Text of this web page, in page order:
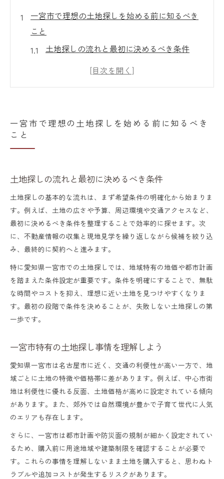
一宮市で理想の土地探しを始める前に知るべき
こと
土地探しの流れと最初に決めるべき条件
一宮市特有の土地探し事情を理解しよう
希望に合う土地探しのための計画立案法
は
災害リスクを考慮した土地探しの注意点
土地探しで確認したい周辺治安と生活環境
土地探し時に役立つ現地調査のポイント
土地探しで重要な法的問題の見極め方
子育て環境を重視した一宮市の土地探しガイド
土地探しで子育て環境を重視する理由
一宮市で子育て世帯に適した土地探し術
公園や学校近くの土地探しポイント
土地探しで周辺住民の雰囲気を確認する方
土地探しで避けるべき落とし穴と安全対策
絶対に避けたい土地探しの失敗例
土地探しで注意すべき法的トラブルとは
ハザードマップを活用した土地探しの実践
法
土地探しで見抜くべき地盤や水害リスク
一宮市で理想の土地探しを始める前に知るべき
こと
土地探しの流れと最初に決めるべき条件
土地探しの基本的な流れは、まず希望条件の明確化から始まりま
す。例えば、土地の広さや予算、周辺環境や交通アクセスなど、
最初に決めるべき条件を整理することで効率的に探せます。次
に、不動産情報の収集と現地見学を繰り返しながら候補を絞り込
み、最終的に契約へと進みます。
特に愛知県一宮市での土地探しでは、地域特有の地価や都市計画
を踏まえた条件設定が重要です。条件を明確にすることで、無駄
な時間やコストを抑え、理想に近い土地を見つけやすくなりま
す。最初の段階で条件を決めることが、失敗しない土地探しの第
一歩です。
一宮市特有の土地探し事情を理解しよう
愛知県一宮市は名古屋市に近く、交通の利便性が高い一方で、地
域ごとに土地の特徴や価格帯に差があります。例えば、中心市街
地は利便性に優れる反面、土地価格が高めに設定されている傾向
があります。また、郊外では自然環境が豊かで子育て世代に人気
のエリアも存在します。
さらに、一宮市は都市計画や防災面の規制が細かく設定されてい
るため、購入前に用途地域や建築制限を確認することが必要で
す。これらの事情を理解しないまま土地を購入すると、思わぬト
ラブルや追加コストが発生するリスクがあります。